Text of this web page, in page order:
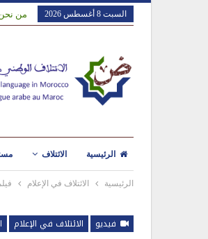
السبت 8 أغسطس 2026 من
الرئيسية الائتلاف
الرئيسية الائتلاف في الإعلام
فيديو الائتلاف في الإعلام